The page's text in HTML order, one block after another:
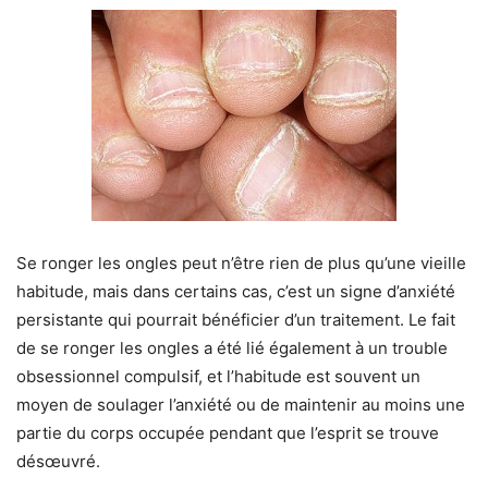
Se ronger les ongles peut n’être rien de plus qu’une vieille
habitude, mais dans certains cas, c’est un signe d’anxiété
persistante qui pourrait bénéficier d’un traitement. Le fait
de se ronger les ongles a été lié également à un trouble
obsessionnel compulsif, et l’habitude est souvent un
moyen de soulager l’anxiété ou de maintenir au moins une
partie du corps occupée pendant que l’esprit se trouve
désœuvré.